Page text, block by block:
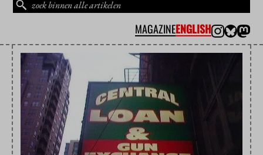
MAGAZINEENGLISH